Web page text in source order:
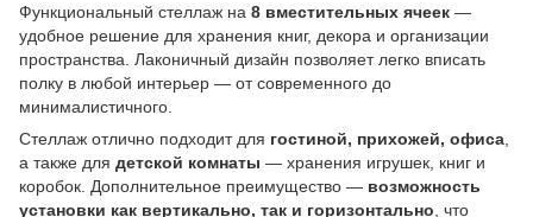
Функциональный стеллаж на 8 вместительных ячеек —
удобное решение для хранения книг, декора и организации
пространства. Лаконичный дизайн позволяет легко вписать
полку в любой интерьер — от современного до
минималистичного.
Стеллаж отлично подходит для гостиной, прихожей, офиса
а также для детской комнаты — хранения игрушек, книг и
коробок. Дополнительное преимущество — возможность
установки как вертикально, так и горизонтально , что